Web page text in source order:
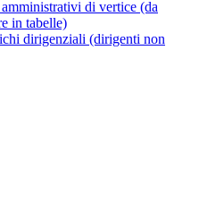
di vertice (da
in tabelle)
dirigenziali (dirigenti non